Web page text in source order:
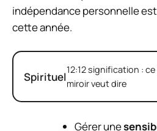
indépendance personnelle
cette année.
Spirituel12:12 signification :
miroir veut dire
Gérer une